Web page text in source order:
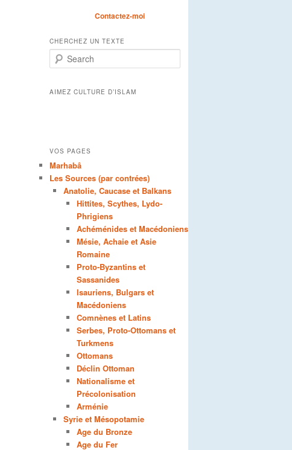
Contactez-moi
CHERCHEZ UN TEXTE
Search
AIMEZ CULTURE D’ISLAM
VOS PAGES
Marhabâ
Les Sources (par contrées)
Anatolie, Caucase et Balkans
Hittites, Scythes, Lydo-
Phrigiens
Achéménides et Macédoniens
Mésie, Achaie et Asie
Romaine
Proto-Byzantins et
Sassanides
Isauriens, Bulgars et
Macédoniens
Comnènes et Latins
Serbes, Proto-Ottomans et
Turkmens
Ottomans
Déclin Ottoman
Nationalisme et
Précolonisation
Arménie
Syrie et Mésopotamie
Age du Bronze
Age du Fer